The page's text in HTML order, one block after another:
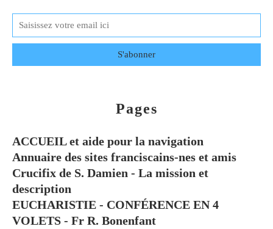
Pages
ACCUEIL et aide pour la navigation
Annuaire des sites franciscains-nes et amis
Crucifix de S. Damien - La mission et
description
EUCHARISTIE - CONFÉRENCE EN 4
VOLETS - Fr R. Bonenfant